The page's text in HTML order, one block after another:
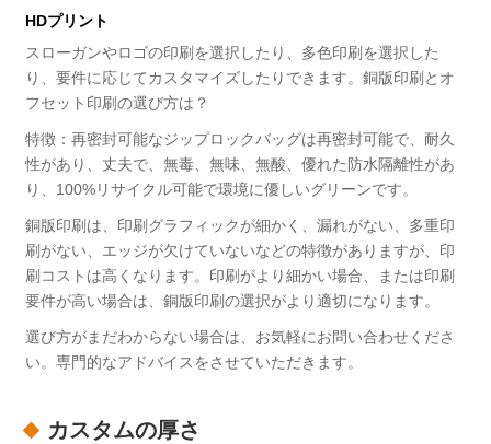
HDプリント
スローガンやロゴの印刷を選択したり、多色印刷を選択した
り、要件に応じてカスタマイズしたりできます。銅版印刷とオ
フセット印刷の選び方は？
特徴：再密封可能なジップロックバッグは再密封可能で、耐久
性があり、丈夫で、無毒、無味、無酸、優れた防水隔離性があ
り、100%リサイクル可能で環境に優しいグリーンです。
銅版印刷は、印刷グラフィックが細かく、漏れがない、多重印
刷がない、エッジが欠けていないなどの特徴がありますが、印
刷コストは高くなります。印刷がより細かい場合、または印刷
要件が高い場合は、銅版印刷の選択がより適切になります。
選び方がまだわからない場合は、お気軽にお問い合わせくださ
い。専門的なアドバイスをさせていただきます。
カスタムの厚さ